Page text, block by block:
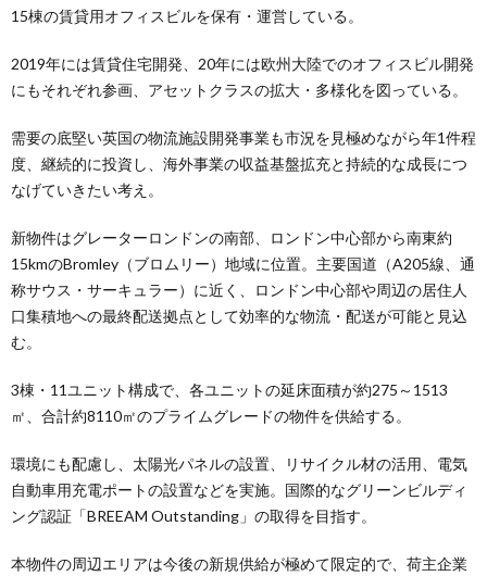
15棟の賃貸用オフィスビルを保有・運営している。
2019年には賃貸住宅開発、20年には欧州大陸でのオフィスビル開発
にもそれぞれ参画、アセットクラスの拡大・多様化を図っている。
需要の底堅い英国の物流施設開発事業も市況を見極めながら年1件程
度、継続的に投資し、海外事業の収益基盤拡充と持続的な成長につ
なげていきたい考え。
新物件はグレーターロンドンの南部、ロンドン中心部から南東約
15kmのBromley（ブロムリー）地域に位置。主要国道（A205線、通
称サウス・サーキュラー）に近く、ロンドン中心部や周辺の居住人
口集積地への最終配送拠点として効率的な物流・配送が可能と見込
む。
3棟・11ユニット構成で、各ユニットの延床面積が約275～1513
㎡、合計約8110㎡のプライムグレードの物件を供給する。
環境にも配慮し、太陽光パネルの設置、リサイクル材の活用、電気
自動車用充電ポートの設置などを実施。国際的なグリーンビルディ
ング認証「BREEAM Outstanding」の取得を目指す。
本物件の周辺エリアは今後の新規供給が極めて限定的で、荷主企業